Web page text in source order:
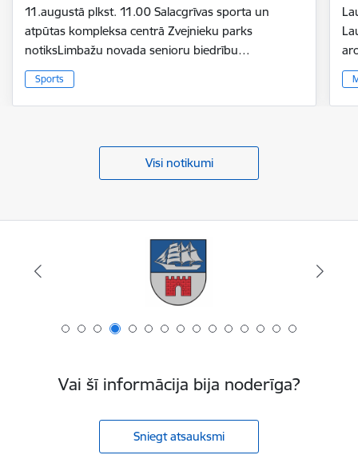
11.augustā plkst. 11.00 Salacgrīvas sporta un
atpūtas kompleksa centrā Zvejnieku parks
notiksLimbažu novada senioru biedrību…
Sports
Visi notikumi
Vai šī informācija bija noderīga?
Sniegt atsauksmi